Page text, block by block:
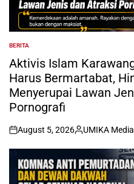
POSTED
IN
BERITA
Aktivis Islam
Harus Bermartabat,
Menyerupai Lawan
Pornografi
on
August 5, 2026
Posted
by
UMIKA Media